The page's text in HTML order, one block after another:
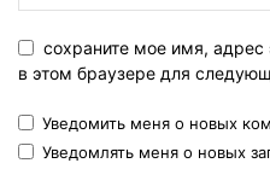
сохраните мое имя, адрес
в этом браузере для
Уведомить меня о новых
Уведомлять меня о новых